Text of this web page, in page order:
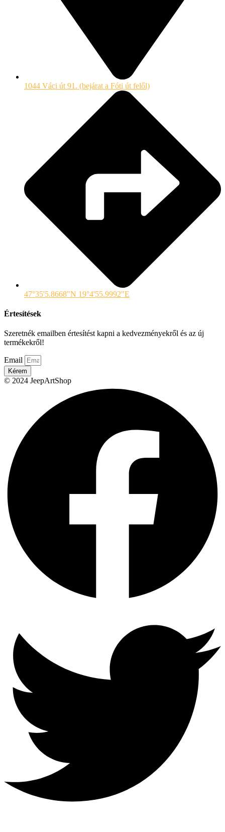
1044 Váci út 91. (bejárat a Fóti út felől)
47°35'5.8668"N 19°4'55.9992"E
Értesítések
Szeretnék emailben értesítést kapni a kedvezményekről és az új
termékekről!
Email
Kérem
© 2024 JeepArtShop